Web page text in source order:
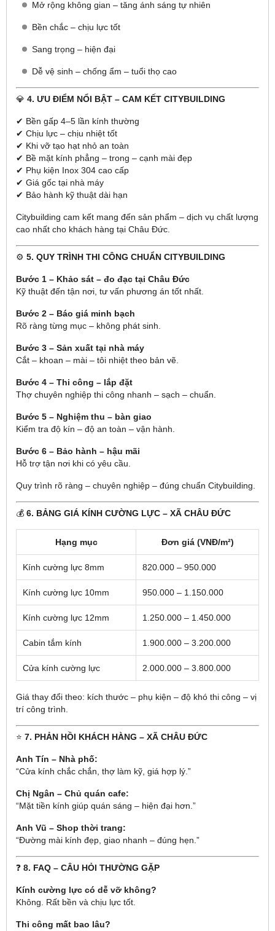
Mở rộng không gian – tăng ánh sáng tự nhiên
Bền chắc – chịu lực tốt
Sang trọng – hiện đại
Dễ vệ sinh – chống ẩm – tuổi thọ cao
💎 4. ƯU ĐIỂM NỔI BẬT – CAM KẾT CITYBUILDING
✔ Bền gấp 4–5 lần kính thường
✔ Chịu lực – chịu nhiệt tốt
✔ Khi vỡ tạo hạt nhỏ an toàn
✔ Bề mặt kính phẳng – trong – cạnh mài đẹp
✔ Phụ kiện Inox 304 cao cấp
✔ Giá gốc tại nhà máy
✔ Bảo hành kỹ thuật dài hạn
Citybuilding cam kết mang đến sản phẩm – dịch vụ chất lượng
cao nhất cho khách hàng tại Châu Đức.
⚙️ 5. QUY TRÌNH THI CÔNG CHUẨN CITYBUILDING
Bước 1 – Khảo sát – đo đạc tại Châu Đức
Kỹ thuật đến tận nơi, tư vấn phương án tốt nhất.
Bước 2 – Báo giá minh bạch
Rõ ràng từng mục – không phát sinh.
Bước 3 – Sản xuất tại nhà máy
Cắt – khoan – mài – tôi nhiệt theo bản vẽ.
Bước 4 – Thi công – lắp đặt
Thợ chuyên nghiệp thi công nhanh – sạch – chuẩn.
Bước 5 – Nghiệm thu – bàn giao
Kiểm tra độ kín – độ an toàn – vận hành.
Bước 6 – Bảo hành – hậu mãi
Hỗ trợ tận nơi khi có yêu cầu.
Quy trình rõ ràng – chuyên nghiệp – đúng chuẩn Citybuilding.
💰 6. BẢNG GIÁ KÍNH CƯỜNG LỰC – XÃ CHÂU ĐỨC
Hạng mục Đơn giá (VNĐ/m²)
Kính cường lực 8mm 820.000 – 950.000
Kính cường lực 10mm 950.000 – 1.150.000
Kính cường lực 12mm 1.250.000 – 1.450.000
Cabin tắm kính 1.900.000 – 3.200.000
Cửa kính cường lực 2.000.000 – 3.800.000
Giá thay đổi theo: kích thước – phụ kiện – độ khó thi công – vị
trí công trình.
⭐ 7. PHẢN HỒI KHÁCH HÀNG – XÃ CHÂU ĐỨC
Anh Tín – Nhà phố:
“Cửa kính chắc chắn, thợ làm kỹ, giá hợp lý.”
Chị Ngân – Chủ quán cafe:
“Mặt tiền kính giúp quán sáng – hiện đại hơn.”
Anh Vũ – Shop thời trang:
“Đường mài kính đẹp, giao nhanh – đúng hẹn.”
❓ 8. FAQ – CÂU HỎI THƯỜNG GẶP
Kính cường lực có dễ vỡ không?
Không. Rất bền và chịu lực tốt.
Thi công mất bao lâu?